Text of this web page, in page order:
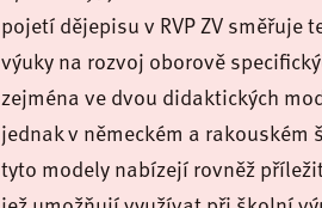
pojetí dějepisu v RVP ZV
výuky na rozvoj oborově
zejména ve dvou didaktických
jednak v německém a
tyto modely nabízejí rovněž